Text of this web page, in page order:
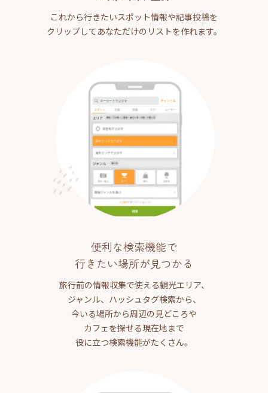
これから行きたいスポット情報や記事投稿を
クリップしてあなただけのリストを作れます。
便利な検索機能で
行きたい場所が見つかる
旅行前の情報収集で使える観光エリア、
ジャンル、ハッシュタグ検索から、
今いる場所から周辺の見どころや
カフェを探せる現在地まで
役に立つ検索機能がたくさん。